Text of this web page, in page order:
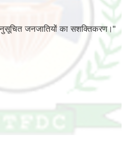
जनजातियों का सशक्तिकरण।"